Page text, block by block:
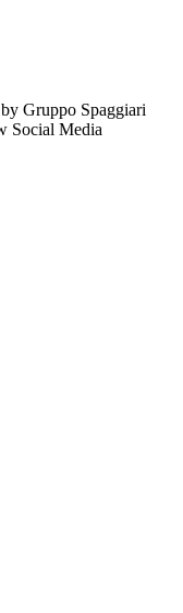
Gruppo Spaggiari
Social Media